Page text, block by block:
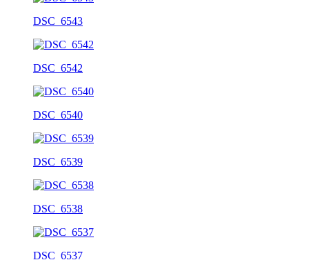
DSC_6543
DSC_6542
DSC_6540
DSC_6539
DSC_6538
DSC_6537